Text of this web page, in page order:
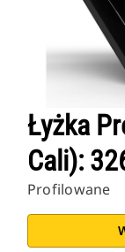
Łyżka
Cali):
Profilowane